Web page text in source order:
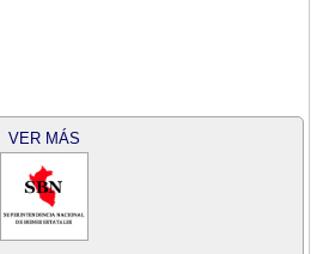
VER MÁS